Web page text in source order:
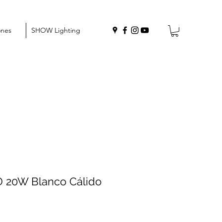
SHOW Lighting
20W Blanco Cálido